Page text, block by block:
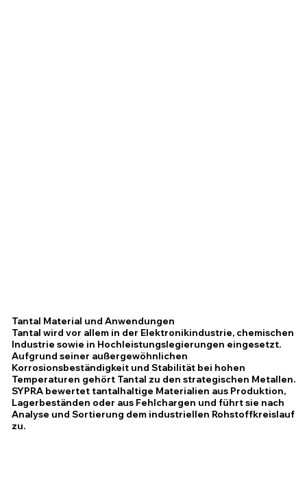
Tantal Material und Anwendungen
Tantal wird vor allem in der Elektronikindustrie, chemischen
Industrie sowie in Hochleistungslegierungen eingesetzt.
Aufgrund seiner außergewöhnlichen
Korrosionsbeständigkeit und Stabilität bei hohen
Temperaturen gehört Tantal zu den strategischen Metallen.
SYPRA bewertet tantalhaltige Materialien aus Produktion,
Lagerbeständen oder aus Fehlchargen und führt sie nach
Analyse und Sortierung dem industriellen Rohstoffkreislauf
zu.